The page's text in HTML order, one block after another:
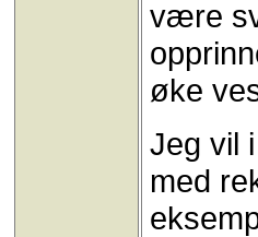
være
øke
Jeg vil
med